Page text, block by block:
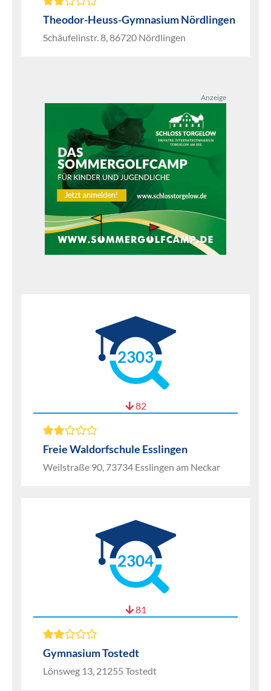
Theodor-Heuss-Gymnasium Nördlingen
Schäufelinstr. 8, 86720 Nördlingen
Anzeige
2303
82
Freie Waldorfschule Esslingen
Weilstraße 90, 73734 Esslingen am Neckar
2304
81
Gymnasium Tostedt
Lönsweg 13, 21255 Tostedt